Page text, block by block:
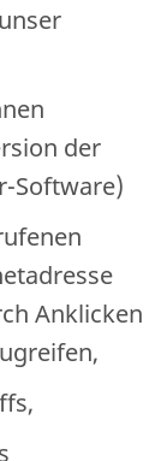
der
Software)
Anklicken